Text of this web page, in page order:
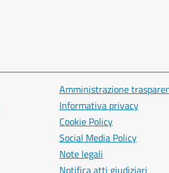
Amministrazione
Informativa privacy
Cookie Policy
Social Media Policy
Note legali